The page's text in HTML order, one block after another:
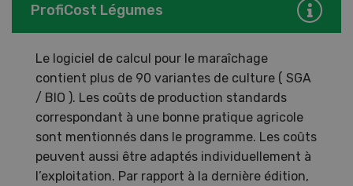
ProfiCost Légumes
Le logiciel de calcul pour le maraîchage
contient plus de 90 variantes de culture ( SGA
/ BIO ). Les coûts de production standards
correspondant à une bonne pratique agricole
sont mentionnés dans le programme. Les coûts
peuvent aussi être adaptés individuellement à
l’exploitation. Par rapport à la dernière édition,